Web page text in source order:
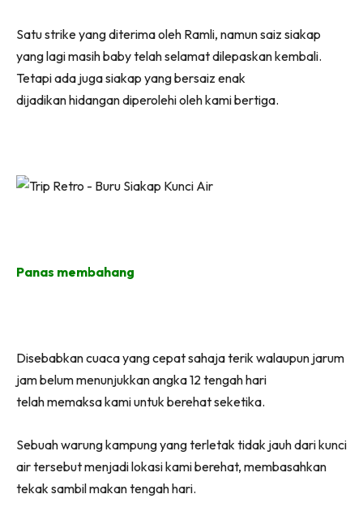
Satu strike yang diterima oleh Ramli, namun saiz siakap
yang lagi masih baby telah selamat dilepaskan kembali.
Tetapi ada juga siakap yang bersaiz enak
dijadikan hidangan diperolehi oleh kami bertiga.
Panas membahang
Disebabkan cuaca yang cepat sahaja terik walaupun jarum
jam belum menunjukkan angka 12 tengah hari
telah memaksa kami untuk berehat seketika.
Sebuah warung kampung yang terletak tidak jauh dari kunci
air tersebut menjadi lokasi kami berehat, membasahkan
tekak sambil makan tengah hari.